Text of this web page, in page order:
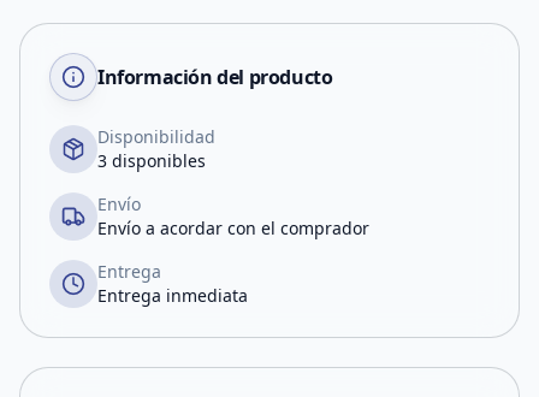
Información del producto
Disponibilidad
3 disponibles
Envío
Envío a acordar con el comprador
Entrega
Entrega inmediata